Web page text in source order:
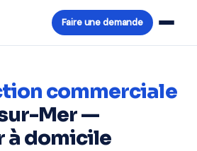
Faire une demande
commerciale
Mer —
à domicile